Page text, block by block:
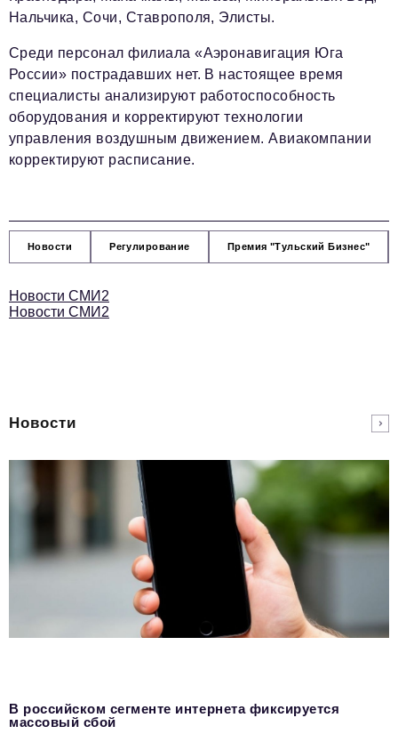
Нальчика, Сочи, Ставрополя, Элисты.
Среди персонал филиала «Аэронавигация Юга
России» пострадавших нет. В настоящее время
специалисты анализируют работоспособность
оборудования и корректируют технологии
управления воздушным движением. Авиакомпании
корректируют расписание.
Новости Регулирование Премия "Тульский Бизнес"
Новости СМИ2
Новости СМИ2
Новости
В российском сегменте интернета фиксируется
массовый сбой